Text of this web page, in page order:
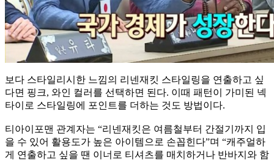
보다 스타일리시한 느낌의 리넨재킷 스타일링을 연출하고 싶
다면 핑크, 와인 컬러를 선택하면 된다. 이때 패턴이 가미된 넥
타이로 스타일링에 포인트를 더하는 것도 방법이다.
티아이포맨 관계자는 “리넨재킷은 여름철부터 간절기까지 입
을 수 있어 활용도가 높은 아이템으로 손꼽힌다”며 “캐주얼하
게 연출하고 싶을 땐 이너로 티셔츠를 매치하거나 반바지와 함